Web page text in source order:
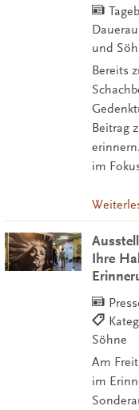
und
Bereits
Beitrag
im
Ihre
Söhne
Am
im